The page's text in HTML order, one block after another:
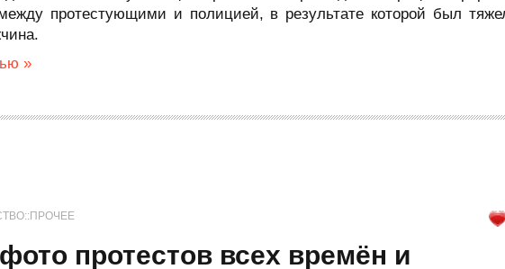
протестующими и полицией, в результате которой был
»
протестов всех времён и